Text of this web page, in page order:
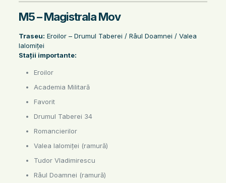
M5 – Magistrala Mov
Traseu: Eroilor – Drumul Taberei / Râul Doamnei / Valea
Ialomiței
Stații importante:
Eroilor
Academia Militară
Favorit
Drumul Taberei 34
Romancierilor
Valea Ialomiței (ramură)
Tudor Vladimirescu
Râul Doamnei (ramură)